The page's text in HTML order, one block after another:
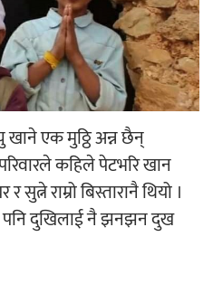
टिकट
एक मुठ्ठि अन्न छैन्
कहिले पेटभरि खान
राम्रो बिस्तारानै थियो ।
पनि दुखिलाई नै झनझन दुख